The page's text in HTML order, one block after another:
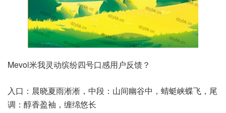
Mevol米我灵动缤纷四号口感用户反馈？
入口：晨晓夏雨淅淅，中段：山间幽谷中，蜻蜓峡蝶飞，尾
调：醇香盈袖，缠绵悠长